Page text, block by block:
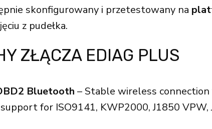
skonfigurowany i przetestowany na
z pudełka.
ZŁĄCZA EDIAG PLUS
Bluetooth – Stable wireless
for ISO9141, KWP2000, J1850